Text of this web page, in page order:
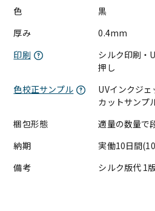
色
黒
厚み
0.4mm
印刷
シルク印刷・
押し
色校正サンプル
UVインクジ
カットサンプ
梱包形態
適量の数量で
納期
実働10日間
備考
シルク版代 1